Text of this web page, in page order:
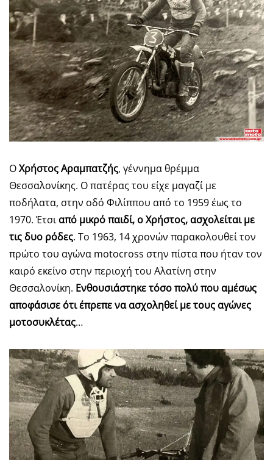
ΟΧρήστος Αραμπατζής, γέννημα θρέμμα
Θεσσαλονίκης. Ο πατέρας του είχε μαγαζί με
ποδήλατα, στην οδό Φιλίππου από το 1959 έως το
1970. Έτσιαπό μικρό παιδί, ο Χρήστος, ασχολείται με
τις δυο ρόδες. Το 1963, 14 χρονών παρακολουθεί τον
πρώτο του αγώνα motocross στην πίστα που ήταν τον
καιρό εκείνο στην περιοχή του Αλατίνη στην
Θεσσαλονίκη. Ενθουσιάστηκε τόσο πολύ που αμέσως
αποφάσισε ότι έπρεπε να ασχοληθεί με τους αγώνες
μοτοσυκλέτας…